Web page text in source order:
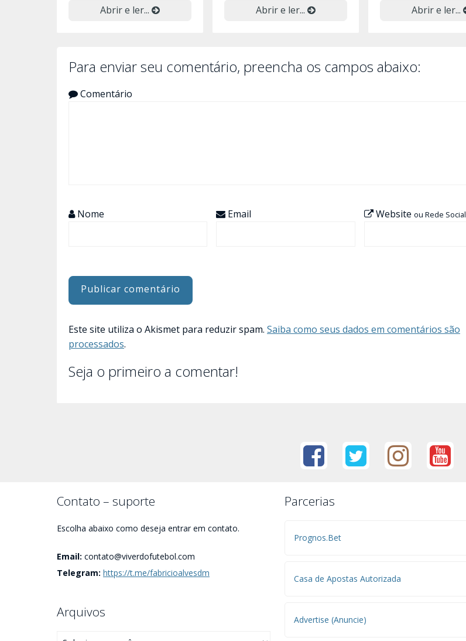
Abrir e ler... Abrir e ler... Abrir e ler...
Para enviar seu comentário, preencha os campos abaixo:
Comentário
Nome Email Website ou Rede Social
Este site utiliza o Akismet para reduzir spam. Saiba como seus dados em comentários são
processados.
Seja o primeiro a comentar!
Contato – suporte
Escolha abaixo como deseja entrar em contato.
Email: contato@viverdofutebol.com
Telegram: https://t.me/fabricioalvesdm
Arquivos
Parcerias
Prognos.Bet
Casa de Apostas Autorizada
Advertise (Anuncie)